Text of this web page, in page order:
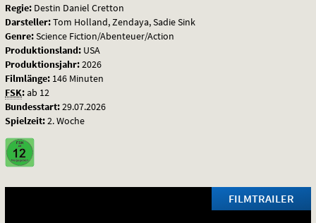
Regie: Destin Daniel Cretton
Darsteller:Tom Holland, Zendaya, Sadie Sink
Genre:Science Fiction/Abenteuer/Action
Produktionsland: USA
Produktionsjahr:2026
Filmlänge: 146 Minuten
FSK:ab 12
Bundesstart:29.07.2026
Spielzeit:2. Woche
FILMTRAILER